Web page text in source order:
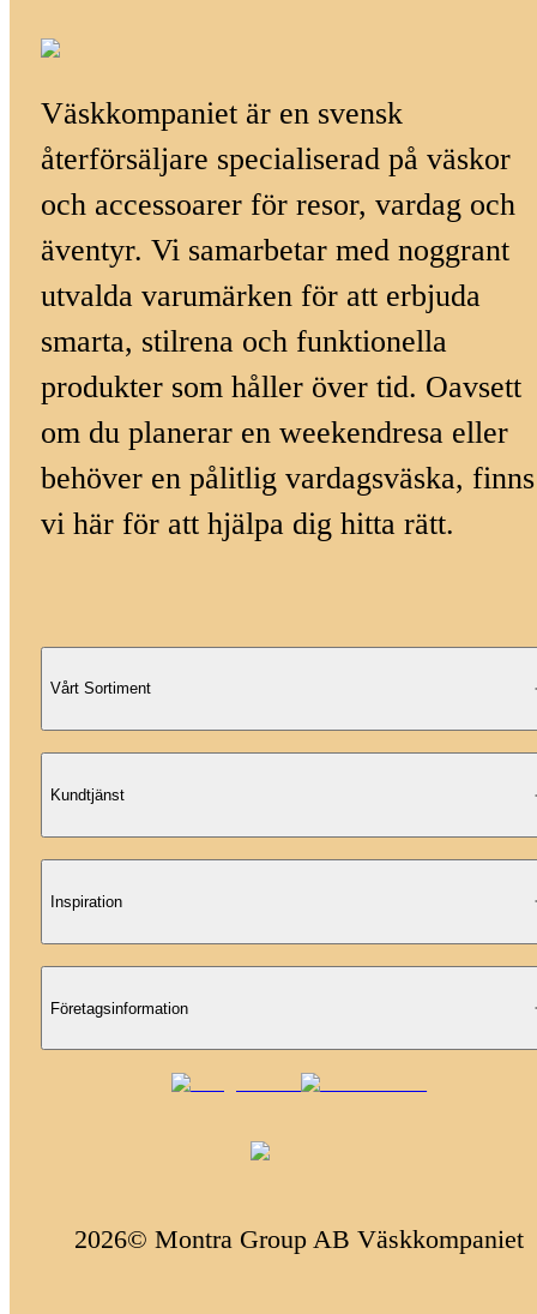
Väskkompaniet är en svensk
återförsäljare specialiserad på väskor
och accessoarer för resor, vardag och
äventyr. Vi samarbetar med noggrant
utvalda varumärken för att erbjuda
smarta, stilrena och funktionella
produkter som håller över tid. Oavsett
om du planerar en weekendresa eller
behöver en pålitlig vardagsväska, finns
vi här för att hjälpa dig hitta rätt.
Vårt Sortiment
Kundtjänst
Inspiration
Företagsinformation
2026© Montra Group AB Väskkompaniet